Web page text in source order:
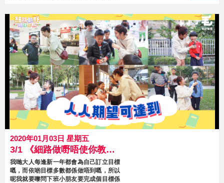
2020年01月03日 星期五
3/1 《細路做嘢唔使你教》 第22集 人人期望可達到
我哋大人每逢新一年都會為自己訂立目標
嘅，而依啲目標多數都係做唔到嘅，所以
呢我就要嚟問下班小朋友要完成個目標係